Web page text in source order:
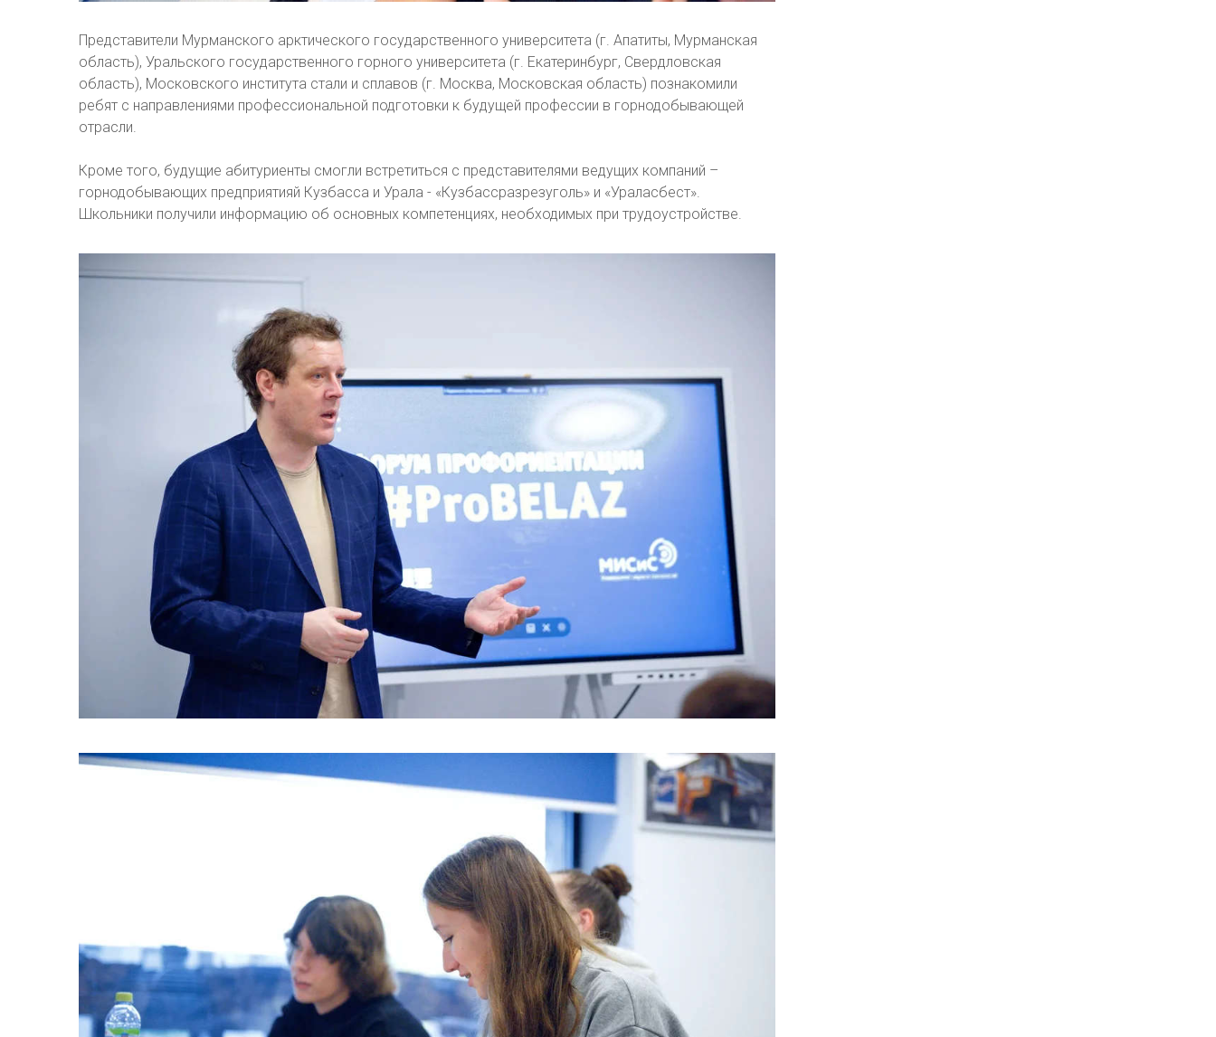
Представители Мурманского арктического государственного университета (г. Апатиты, Мурманская
область), Уральского государственного горного университета (г. Екатеринбург, Свердловская
область), Московского института стали и сплавов (г. Москва, Московская область) познакомили
ребят с направлениями профессиональной подготовки к будущей профессии в горнодобывающей
отрасли.
Кроме того, будущие абитуриенты смогли встретиться с представителями ведущих компаний –
горнодобывающих предприятияй Кузбасса и Урала - «Кузбассразрезуголь» и «Ураласбест».
Школьники получили информацию об основных компетенциях, необходимых при трудоустройстве.